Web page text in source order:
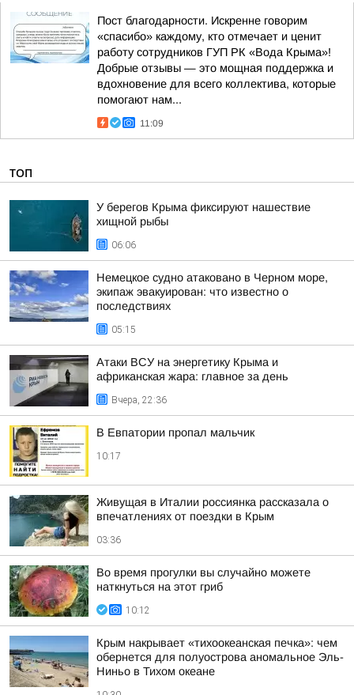
Пост благодарности. Искренне говорим
«спасибо» каждому, кто отмечает и ценит
работу сотрудников ГУП РК «Вода Крыма»!
Добрые отзывы — это мощная поддержка и
вдохновение для всего коллектива, которые
помогают нам...
11:09
ТОП
У берегов Крыма фиксируют нашествие
хищной рыбы
06:06
Немецкое судно атаковано в Черном море,
экипаж эвакуирован: что известно о
последствиях
05:15
Атаки ВСУ на энергетику Крыма и
африканская жара: главное за день
Вчера, 22:36
В Евпатории пропал мальчик
10:17
Живущая в Италии россиянка рассказала о
впечатлениях от поездки в Крым
03:36
Во время прогулки вы случайно можете
наткнуться на этот гриб
10:12
Крым накрывает «тихоокеанская печка»: чем
обернется для полуострова аномальное Эль-
Ниньо в Тихом океане